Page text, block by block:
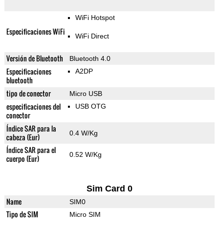
Especificaciones WiFi
WiFi Hotspot
WiFi Direct
Versión de Bluetooth Bluetooth 4.0
Especificaciones
bluetooth
A2DP
tipo de conector Micro USB
especificaciones del
conector
USB OTG
Índice SAR para la
cabeza (Eur)
0.4 W/Kg
Índice SAR para el
cuerpo (Eur)
0.52 W/Kg
Sim Card 0
Name SIM0
Tipo de SIM Micro SIM